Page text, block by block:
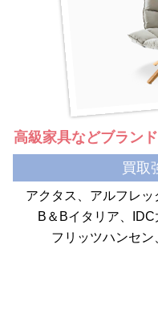
高級家具などブラン
買取
アクタス アルフレッ
B＆Bイタリア
フリッツハンセン